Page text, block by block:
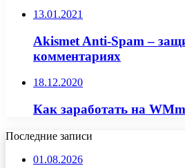
13.01.2021
Akismet Anti-Spam –
комментариях
18.12.2020
Как заработать на
Последние записи
01.08.2026